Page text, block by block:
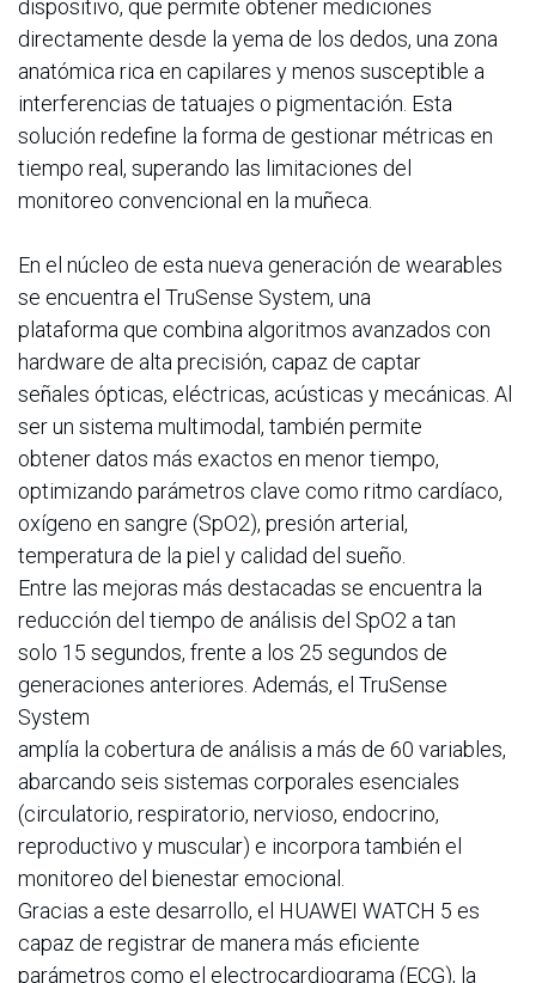
dispositivo, que permite obtener mediciones
directamente desde la yema de los dedos, una zona
anatómica rica en capilares y menos susceptible a
interferencias de tatuajes o pigmentación. Esta
solución redefine la forma de gestionar métricas en
tiempo real, superando las limitaciones del
monitoreo convencional en la muñeca.
En el núcleo de esta nueva generación de wearables
se encuentra el TruSense System, una
plataforma que combina algoritmos avanzados con
hardware de alta precisión, capaz de captar
señales ópticas, eléctricas, acústicas y mecánicas. Al
ser un sistema multimodal, también permite
obtener datos más exactos en menor tiempo,
optimizando parámetros clave como ritmo cardíaco,
oxígeno en sangre (SpO2), presión arterial,
temperatura de la piel y calidad del sueño.
Entre las mejoras más destacadas se encuentra la
reducción del tiempo de análisis del SpO2 a tan
solo 15 segundos, frente a los 25 segundos de
generaciones anteriores. Además, el TruSense
System
amplía la cobertura de análisis a más de 60 variables,
abarcando seis sistemas corporales esenciales
(circulatorio, respiratorio, nervioso, endocrino,
reproductivo y muscular) e incorpora también el
monitoreo del bienestar emocional.
Gracias a este desarrollo, el HUAWEI WATCH 5 es
capaz de registrar de manera más eficiente
parámetros como el electrocardiograma (ECG), la